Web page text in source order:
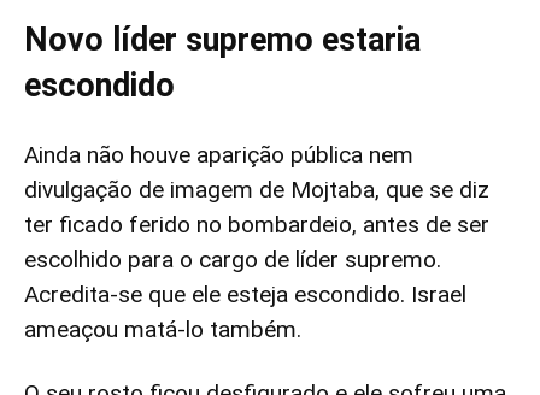
Novo líder supremo estaria
escondido
Ainda não houve aparição pública nem
divulgação de imagem de Mojtaba, que se diz
ter ficado ferido no bombardeio, antes de ser
escolhido para o cargo de líder supremo.
Acredita-se que ele esteja escondido. Israel
ameaçou matá-lo também.